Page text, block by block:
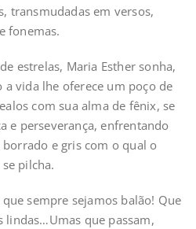
transmudadas em versos,
fonemas.
estrelas, Maria Esther sonha,
a vida lhe oferece um poço de
com sua alma de fênix, se
e perseverança, enfrentando
e gris com o qual o
pilcha.
sempre sejamos balão! Que
lindas…Umas que passam,